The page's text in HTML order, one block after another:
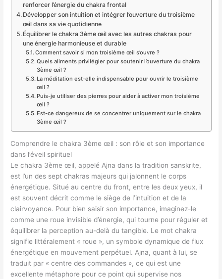
renforcer l’énergie du chakra frontal
Développer son intuition et intégrer l’ouverture du troisième
œil dans sa vie quotidienne
Équilibrer le chakra 3ème œil avec les autres chakras pour
une énergie harmonieuse et durable
Comment savoir si mon troisième œil s’ouvre ?
Quels aliments privilégier pour soutenir l’ouverture du chakra
3ème œil ?
La méditation est-elle indispensable pour ouvrir le troisième
œil ?
Puis-je utiliser des pierres pour aider à activer mon troisième
œil ?
Est-ce dangereux de se concentrer uniquement sur le chakra
3ème œil ?
Comprendre le chakra 3ème œil : son rôle et son importance
dans l’éveil spirituel
Le chakra 3ème œil, appelé Ajna dans la tradition sanskrite,
est l’un des sept chakras majeurs qui jalonnent le corps
énergétique. Situé au centre du front, entre les deux yeux, il
est souvent décrit comme le siège de l’intuition et de la
clairvoyance. Pour bien saisir son importance, imaginez-le
comme une roue invisible d’énergie, qui tourne pour réguler et
équilibrer la perception au-delà du tangible. Le mot chakra
signifie littéralement « roue », un symbole dynamique de flux
énergétique en mouvement perpétuel. Ajna, quant à lui, se
traduit par « centre des commandes », ce qui est une
excellente métaphore pour ce point qui supervise nos